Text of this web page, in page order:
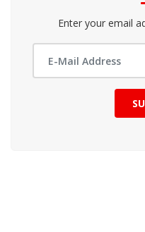
Enter your email